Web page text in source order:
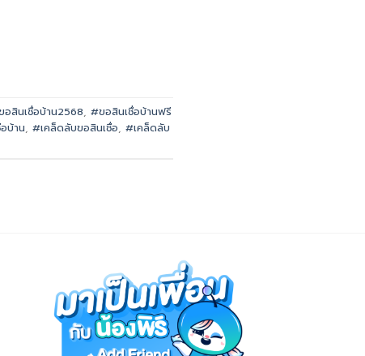
อสินเชื่อบ้าน2568 #ขอสินเชื่อบ้านฟรี
บ้าน #เคล็ดลับขอสินเชื่อ #เคล็ดลับ